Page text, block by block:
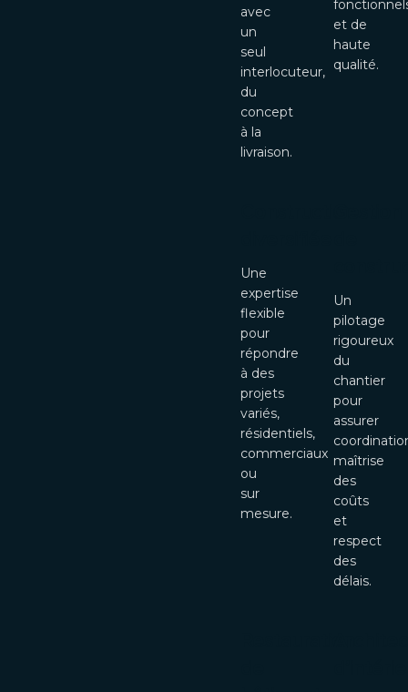
avec
un
seul
interlocuteur,
du
concept
à la
livraison.
et de
haute
qualité.
Une
expertise
flexible
pour
répondre
à des
projets
variés,
résidentiels,
commerciaux
ou
sur
mesure.
Un
pilotage
rigoureux
du
chantier
pour
assurer
maîtrise
des
coûts
et
respect
des
délais.